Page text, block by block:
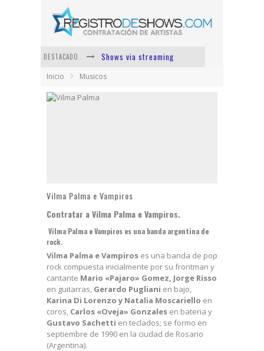
DESTACADO
Shows via streaming
Lit Killah
Inicio Musicos
Vilma Palma e Vampiros
Contratar a Vilma Palma e Vampiros.
Vilma Palma e Vampiros es una banda argentina de
rock.
Vilma Palma e Vampiros es una banda de pop
rock compuesta inicialmente por su frontman y
cantante Mario «Pajaro» Gomez, Jorge Risso
en guitarras, Gerardo Pugliani en bajo,
Karina Di Lorenzo y Natalia Moscariello en
coros, Carlos «Oveja» Gonzales en bateria y
Gustavo Sachetti en teclados; se formo en
septiembre de 1990 en la ciudad de Rosario
(Argentina).